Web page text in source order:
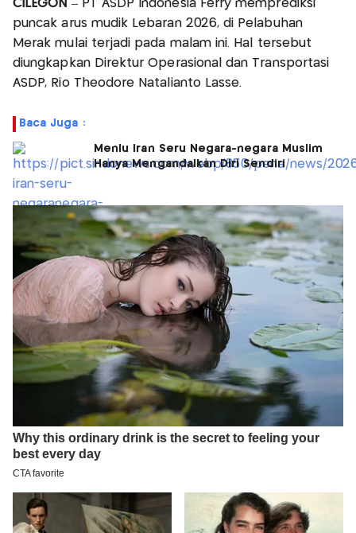
CILEGON – PT ASDP Indonesia Ferry memprediksi
puncak arus mudik Lebaran 2026, di Pelabuhan
Merak mulai terjadi pada malam ini. Hal tersebut
diungkapkan Direktur Operasional dan Transportasi
ASDP, Rio Theodore Natalianto Lasse.
Baca Juga :
Menlu Iran Seru Negara-negara Muslim
Hanya Mengandalkan Diri Sendiri